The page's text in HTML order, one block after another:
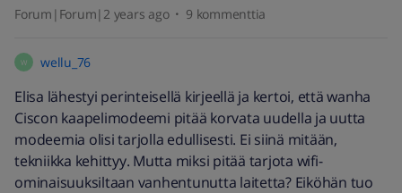
Forum|Forum|2 years ago 9 kommenttia
W wellu_76
Elisa lähestyi perinteisellä kirjeellä ja kertoi, että wanha
Ciscon kaapelimodeemi pitää korvata uudella ja uutta
modeemia olisi tarjolla edullisesti. Ei siinä mitään,
tekniikka kehittyy. Mutta miksi pitää tarjota wifi-
ominaisuuksiltaan vanhentunutta laitetta? Eiköhän tuo